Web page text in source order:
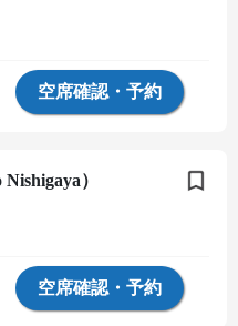
空席確認・予約
）
空席確認・予約